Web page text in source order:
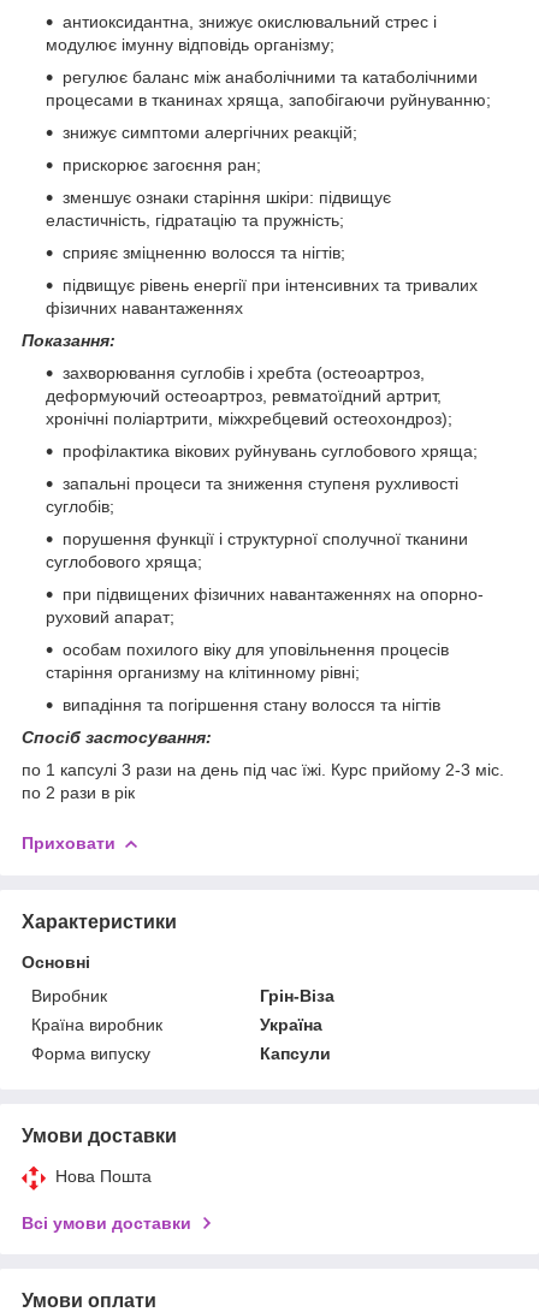
антиоксидантна, знижує окислювальний стрес і
модулює імунну відповідь організму;
регулює баланс між анаболічними та катаболічними
процесами в тканинах хряща, запобігаючи руйнуванню;
знижує симптоми алергічних реакцій;
прискорює загоєння ран;
зменшує ознаки старіння шкіри: підвищує
еластичність, гідратацію та пружність;
сприяє зміцненню волосся та нігтів;
підвищує рівень енергії при інтенсивних та тривалих
фізичних навантаженнях
Показання:
захворювання суглобів і хребта (остеоартроз,
деформуючий остеоартроз, ревматоїдний артрит,
хронічні поліартрити, міжхребцевий остеохондроз);
профілактика вікових руйнувань суглобового хряща;
запальні процеси та зниження ступеня рухливості
суглобів;
порушення функції і структурної сполучної тканини
суглобового хряща;
при підвищених фізичних навантаженнях на опорно-
руховий апарат;
особам похилого віку для уповільнення процесів
старіння организму на клітинному рівні;
випадіння та погіршення стану волосся та нігтів
Спосіб застосування:
по 1 капсулі 3 рази на день під час їжі. Курс прийому 2-3 міс.
по 2 рази в рік
Приховати
Характеристики
Основні
Виробник
Грін-Віза
Країна виробник
Україна
Форма випуску
Капсули
Умови доставки
Нова Пошта
Всі умови доставки
Умови оплати